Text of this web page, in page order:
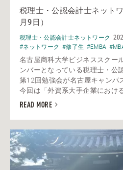
税理士・公認会計士ネット
月9日）
税理士・公認会計士ネットワーク
#ネットワーク #修了生 #EMBA
名古屋商科大学ビジネススクー
ンバーとなっている税理士・公
第12回勉強会が名古屋キャンパ
今回は「外資系大手企業におけ
READ MORE